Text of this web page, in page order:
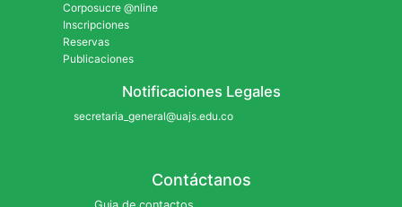
Corposucre @nline
Inscripciones
Reservas
Publicaciones
Notificaciones Legales
secretaria_general@uajs.edu.co
Contáctanos